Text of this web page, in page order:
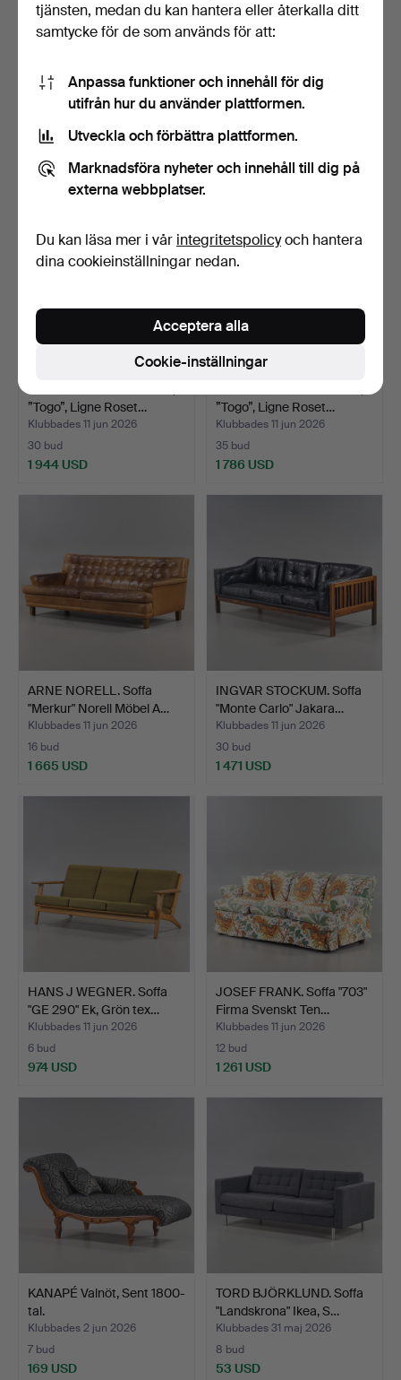
CARL MALMSTEN. Soffa
"Visingsö" 1900-talet…
9 bud
253 USD
ALF SVENSSON &
YNGVAR SANDSTRÖM.
4 bud
308 USD
”Togo”, Ligne Roset…
Klubbades 11 jun 2026
30 bud
1 944 USD
”Togo”, Ligne Roset…
Klubbades 11 jun 2026
35 bud
1 786 USD
ARNE NORELL. Soffa
"Merkur" Norell Möbel A…
Klubbades 11 jun 2026
16 bud
1 665 USD
INGVAR STOCKUM. Soffa
"Monte Carlo" Jakara…
Klubbades 11 jun 2026
30 bud
1 471 USD
HANS J WEGNER. Soffa
"GE 290" Ek, Grön tex…
Klubbades 11 jun 2026
6 bud
974 USD
JOSEF FRANK. Soffa "703"
Firma Svenskt Ten…
Klubbades 11 jun 2026
12 bud
1 261 USD
KANAPÉ Valnöt, Sent 1800-
tal.
Klubbades 2 jun 2026
7 bud
169 USD
TORD BJÖRKLUND. Soffa
"Landskrona" Ikea, S…
Klubbades 31 maj 2026
8 bud
53 USD
tjänsten, medan du kan hantera eller återkalla ditt
samtycke för de som används för att:
Anpassa funktioner och innehåll för dig
utifrån hur du använder plattformen.
Utveckla och förbättra plattformen.
Marknadsföra nyheter och innehåll till dig på
externa webbplatser.
Du kan läsa mer i vår integritetspolicyoch hantera
dina cookieinställningar nedan.
Cookie-inställningar
Acceptera alla